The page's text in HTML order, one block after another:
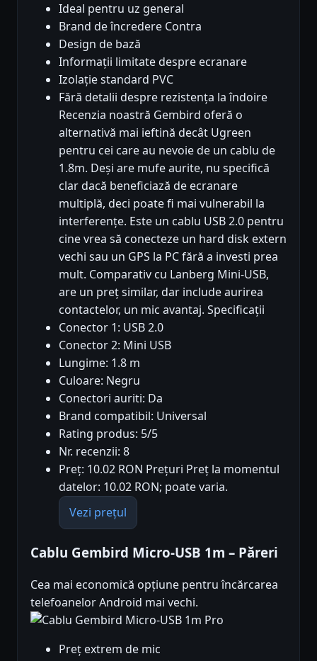
Ideal pentru uz general
Brand de încredere Contra
Design de bază
Informații limitate despre ecranare
Izolație standard PVC
Fără detalii despre rezistența la îndoire
Recenzia noastră Gembird oferă o
alternativă mai ieftină decât Ugreen
pentru cei care au nevoie de un cablu de
1.8m. Deși are mufe aurite, nu specifică
clar dacă beneficiază de ecranare
multiplă, deci poate fi mai vulnerabil la
interferențe. Este un cablu USB 2.0 pentru
cine vrea să conecteze un hard disk extern
vechi sau un GPS la PC fără a investi prea
mult. Comparativ cu Lanberg Mini-USB,
are un preț similar, dar include aurirea
contactelor, un mic avantaj. Specificații
Conector 1: USB 2.0
Conector 2: Mini USB
Lungime: 1.8 m
Culoare: Negru
Conectori auriti: Da
Brand compatibil: Universal
Rating produs: 5/5
Nr. recenzii: 8
Preț: 10.02 RON Prețuri Preț la momentul
datelor: 10.02 RON; poate varia.
Vezi prețul
Cablu Gembird Micro-USB 1m – Păreri
Cea mai economică opțiune pentru încărcarea
telefoanelor Android mai vechi.
Pro
Preț extrem de mic